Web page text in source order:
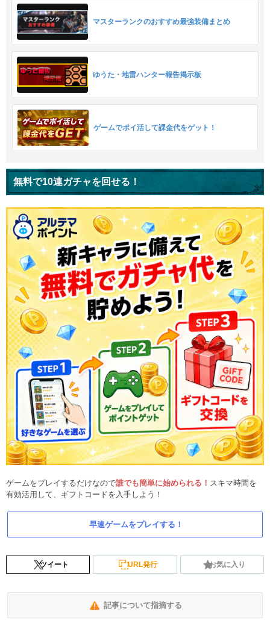
マスターランクのおすすめ最強装備まとめ
ゆうた・地雷ハンター報告掲示板
ゲームでポイ活して課金代をゲット！
無料で10連ガチャを回せる！
ゲームをプレイするだけなので誰でも簡単に始められる！ スキマ時間を
有効活用して、ギフトコードを入手しよう！
早速ゲームをプレイする！
ツイート URL発行 お気に入り
記事について指摘する